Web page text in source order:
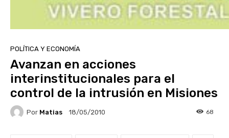
POLÍTICA Y ECONOMÍA
Avanzan en acciones
interinstitucionales para el
control de la intrusión en Misiones
Por Matias 18/05/2010 68